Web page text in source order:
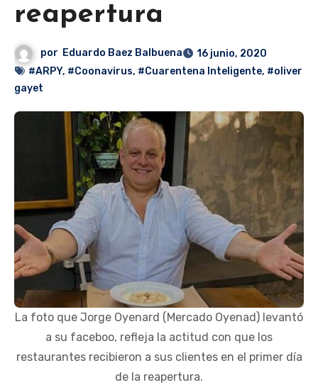
reapertura
por Eduardo Baez Balbuena
16 junio, 2020
#ARPY, #Coonavirus, #Cuarentena Inteligente, #oliver
gayet
La foto que Jorge Oyenard (Mercado Oyenad) levantó
a su faceboo, refleja la actitud con que los
restaurantes recibieron a sus clientes en el primer día
de la reapertura.